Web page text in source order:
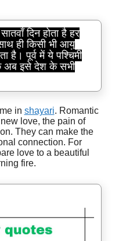
दिन होता है हर
ही किसी भी आयु
है। पूर्व में ये पश्चिमी
अब इसे देश के सभी
in shayari. Romantic
love, the pain of
They can make the
connection. For
love to a beautiful
fire.